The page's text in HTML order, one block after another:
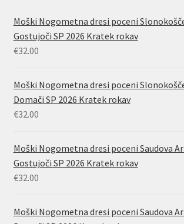
Moški Nogometna dresi poceni
Gostujoči SP 2026 Kratek rokav
€32.00
Moški Nogometna dresi poceni
Domači SP 2026 Kratek rokav
€32.00
Moški Nogometna dresi poceni Saudova
Gostujoči SP 2026 Kratek rokav
€32.00
Moški Nogometna dresi poceni Saudova